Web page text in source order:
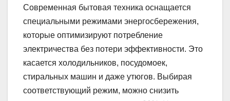
Современная бытовая техника оснащается
специальными режимами энергосбережения,
которые оптимизируют потребление
электричества без потери эффективности. Это
касается холодильников, посудомоек,
стиральных машин и даже утюгов. Выбирая
соответствующий режим, можно снизить